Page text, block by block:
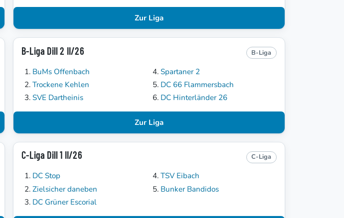
Zur Liga
B-Liga Dill 2 II/26 B-Liga
BuMs Offenbach
Trockene Kehlen
SVE Dartheinis
Spartaner 2
DC 66 Flammersbach
DC Hinterländer 26
Zur Liga
C-Liga Dill 1 II/26 C-Liga
DC Stop
Zielsicher daneben
DC Grüner Escorial
TSV Eibach
Bunker Bandidos